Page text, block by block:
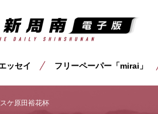
ッセイ フリーペーパー「mirai」
ケ原田裕花杯